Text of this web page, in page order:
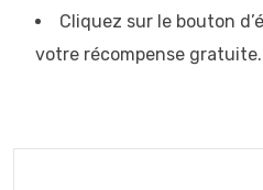
Cliquez sur le bouton
votre récompense gratuite.